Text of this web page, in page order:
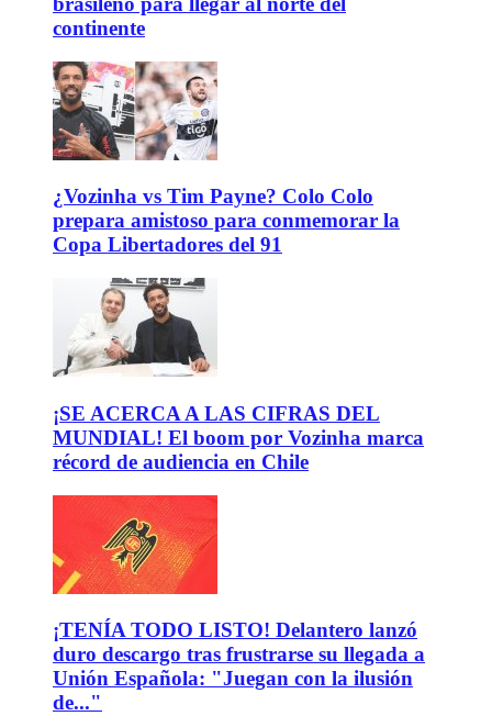
continente
¿Vozinha vs Tim Payne? Colo Colo
prepara amistoso para conmemorar la
Copa Libertadores del 91
¡SE ACERCA A LAS CIFRAS DEL
MUNDIAL! El boom por Vozinha marca
récord de audiencia en Chile
¡TENÍA TODO LISTO! Delantero lanzó
duro descargo tras frustrarse su llegada a
Unión Española: "Juegan con la ilusión
de..."